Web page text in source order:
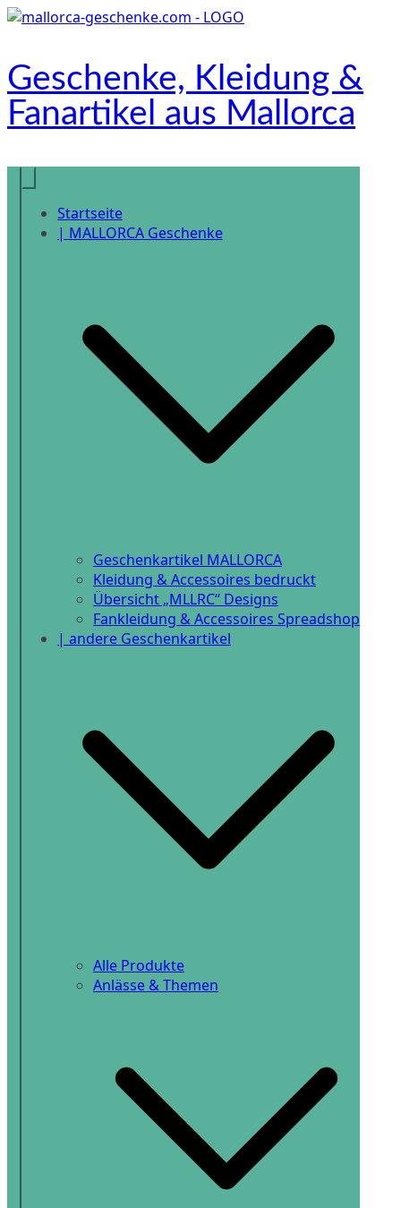
Zum
Geschenke, Kleidung &
Fanartikel aus Mallorca
Onlineshop
Startseite
| MALLORCA Geschenke
Geschenkartikel MALLORCA
Kleidung & Accessoires bedruckt
Übersicht „MLLRC“ Designs
Fankleidung & Accessoires Spreadshop
| andere Geschenkartikel
Alle Produkte
Anlässe & Themen